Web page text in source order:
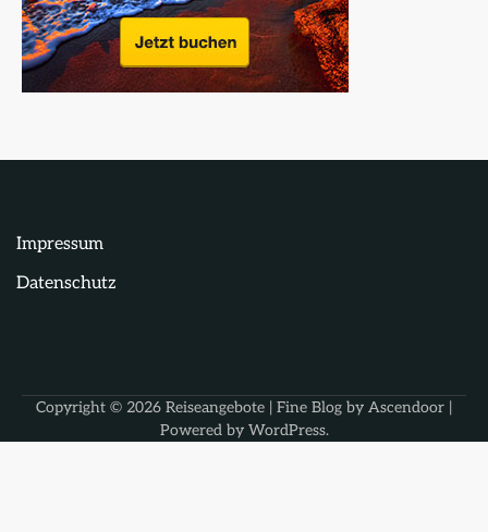
Impressum
Datenschutz
Copyright © 2026 Reiseangebote | Fine Blog by Ascendoor |
Powered by WordPress.